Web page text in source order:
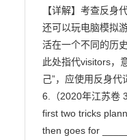
【详解】考查反身
还可以玩电脑模拟
活在一个不同的历
此处指代visitors，
己”，应使用反身代
6.（2020年江苏卷
first two tricks
then goes for